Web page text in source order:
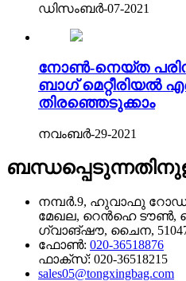
ഡിസംബർ-07-2021
നോൺ-നെയ്ത
ബാഗ് മെറ്റീരിയൽ
തിരഞ്ഞെടുക്കാം
നവംബർ-29-2021
നമ്പർ.9, ഹുവാഫു
മേഖല, റെൻഹെ
ഗ്വാങ്‌ഷൗ, ചൈന,
ഫോൺ: 020-36518876
ഫാക്സ്: 020-36518215
sales05@tongxingbag.com